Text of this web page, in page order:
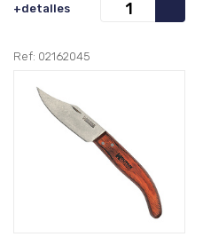
+detalles
Ref: 02162045